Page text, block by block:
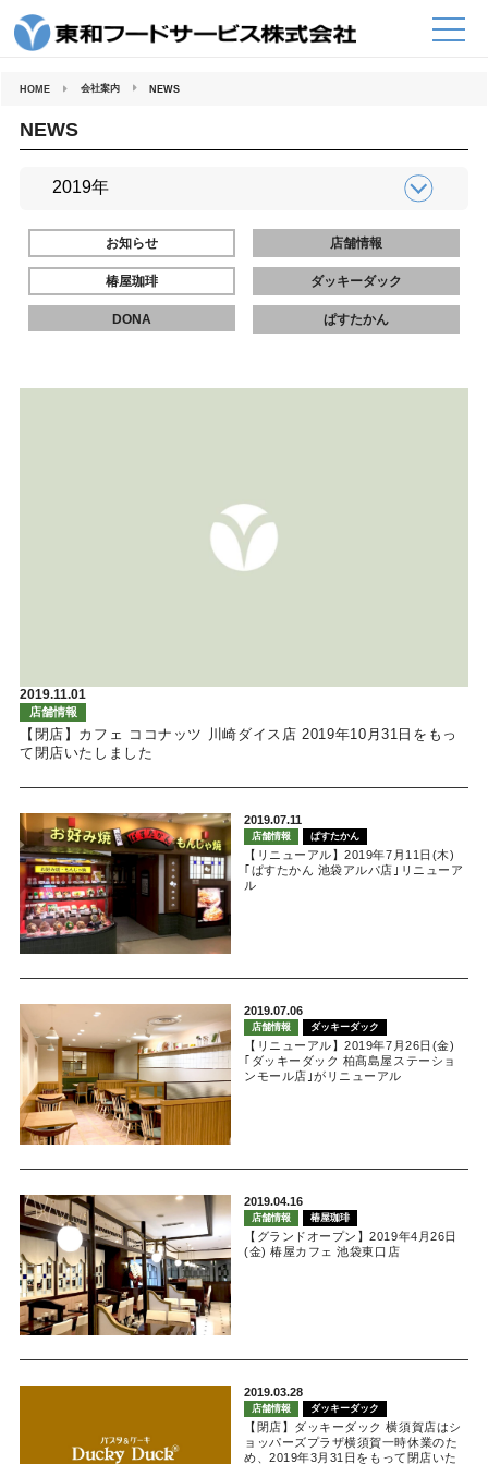
HOME 会社案内 NEWS
NEWS
お知らせ 店舗情報
椿屋珈琲 ダッキーダック
DONA ぱすたかん
2019.11.01
店舗情報
【閉店】カフェ ココナッツ 川崎ダイス店 2019年10月31日をもっ
て閉店いたしました
2019.07.11
店舗情報 ぱすたかん
【リニューアル】2019年7月11日(木)
｢ぱすたかん 池袋アルパ店｣リニューア
ル
2019.07.06
店舗情報 ダッキーダック
【リニューアル】2019年7月26日(金)
｢ダッキーダック 柏髙島屋ステーショ
ンモール店｣がリニューアル
2019.04.16
店舗情報 椿屋珈琲
【グランドオープン】2019年4月26日
(金) 椿屋カフェ 池袋東口店
2019.03.28
店舗情報 ダッキーダック
【閉店】ダッキーダック 横須賀店はシ
ョッパーズプラザ横須賀一時休業のた
め、2019年3月31日をもって閉店いた